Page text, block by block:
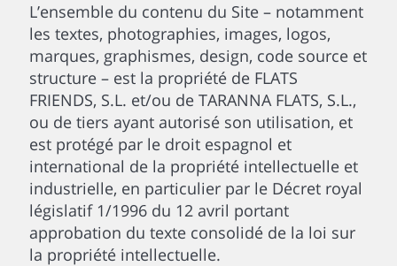
L’ensemble du contenu du Site – notamment
les textes, photographies, images, logos,
marques, graphismes, design, code source et
structure – est la propriété de FLATS
FRIENDS, S.L. et/ou de TARANNA FLATS, S.L.,
ou de tiers ayant autorisé son utilisation, et
est protégé par le droit espagnol et
international de la propriété intellectuelle et
industrielle, en particulier par le Décret royal
législatif 1/1996 du 12 avril portant
approbation du texte consolidé de la loi sur
la propriété intellectuelle.